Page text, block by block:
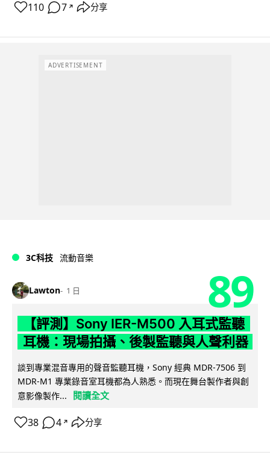
110 7 ↗ 分享
ADVERTISEMENT
3C科技 流動音樂
Lawton 1 日 89
【評測】Sony IER-M500 入耳式監聽
耳機：現場拍攝、後製監聽與人聲利器
談到專業混音專用的聲音監聽耳機，Sony 經典 MDR-7506 到
MDR-M1 專業錄音室耳機都為人熟悉。而現在舞台製作者與創
意影像製作...
閱讀全文
38 4 ↗ 分享